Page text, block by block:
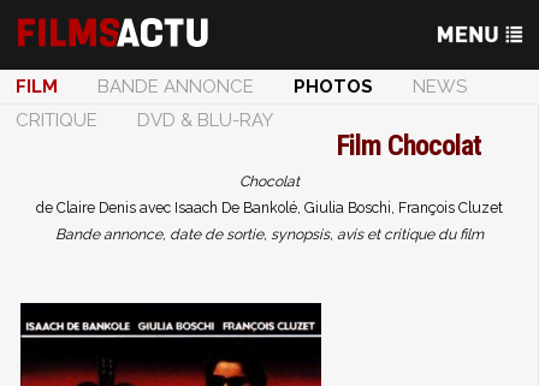
FILM BANDE ANNONCE PHOTOS
NEWS
CRITIQUE
DVD & BLU-RAY
Film Chocolat
Chocolat
de Claire Denis avec Isaach De Bankolé, Giulia Boschi, François Cluzet
Bande annonce, date de sortie, synopsis, avis et critique du film